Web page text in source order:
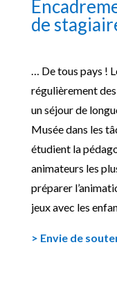
de
… De tous pays !
régulièrement
un séjour de
Musée dans les
étudient la
animateurs les
préparer
jeux avec les
> Envie de